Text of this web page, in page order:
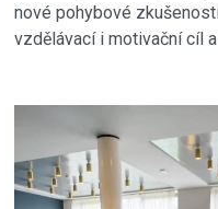
nové pohybové
vzdělávací i motivační cíl